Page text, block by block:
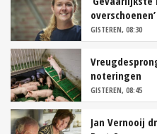
overschoenen’
GISTEREN, 08:30
noteringen
GISTEREN, 08:45
Jan Vernooij